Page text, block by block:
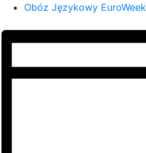
Obóz Językowy EuroWeek